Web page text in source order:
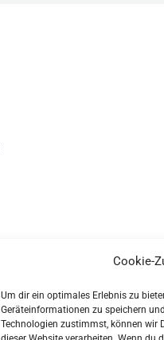
Cookie-
Um dir ein optimales Erlebnis zu
Geräteinformationen zu speichern
Technologien zustimmst, können wir